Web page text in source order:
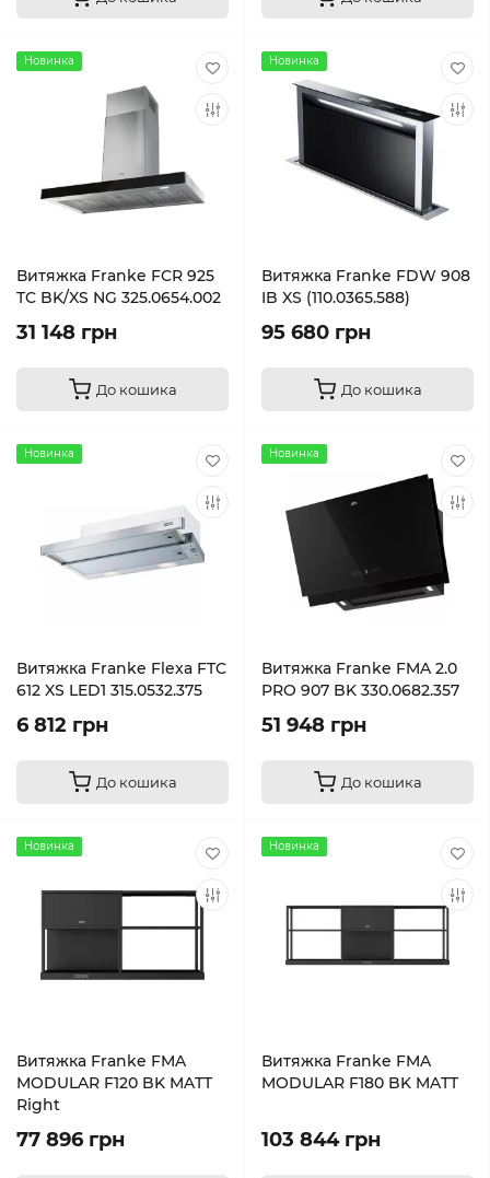
Новинка
Витяжка Franke FCR 925
TC BK/XS NG 325.0654.002
31 148 грн
До кошика
Новинка
Витяжка Franke FDW 908
IB XS (110.0365.588)
95 680 грн
До кошика
Новинка
Витяжка Franke Flexa FTC
612 XS LED1 315.0532.375
6 812 грн
До кошика
Новинка
Витяжка Franke FMA 2.0
PRO 907 BK 330.0682.357
51 948 грн
До кошика
Новинка
Витяжка Franke FMA
MODULAR F120 BK MATT
Right
77 896 грн
Новинка
Витяжка Franke FMA
MODULAR F180 BK MATT
103 844 грн